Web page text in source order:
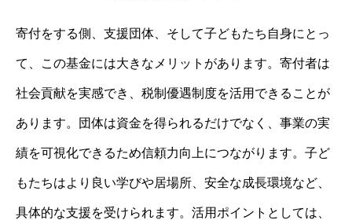
寄付をする側、支援団体、そして子どもたち自身にとっ
て、この基金には大きなメリットがあります。寄付者は
社会貢献を実感でき、税制優遇制度を活用できることが
あります。団体は資金を得られるだけでなく、事業の実
績を可視化できるため信頼力向上につながります。子ど
もたちはより良い学びや居場所、安全な成長環境など、
具体的な支援を受けられます。活用ポイントとしては、